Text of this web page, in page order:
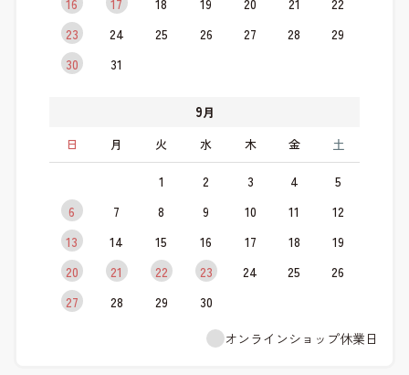
16
17 18 19 20 21
22
23
24 25 26 27 28
29
30
31
9月
日
月 火 水 木 金 土
1 2 3 4
5
6
7 8 9 10 11
12
13
14 15 16 17 18
19
20
21 22 23 24 25
26
27
28 29
30
オンラインショップ休業日